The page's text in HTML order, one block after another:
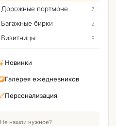
Дорожные портмоне 7
Багажные бирки 2
Визитницы 8
Новинки
Галерея ежедневников
Персонализация
Не нашли нужное?